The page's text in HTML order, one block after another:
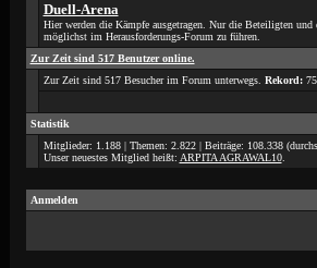
Duell-Arena
Hier werden die Kämpfe ausgetragen. Nur die Beteiligten
möglichst im Herausforderungs-Forum zu führen.
Zur Zeit sind 517 Benutzer online.
Zur Zeit sind 517 Besucher im Forum unterwegs. Rekord:
Statistik
Mitglieder: 1.188 | Themen: 2.822 | Beiträge: 108.338
Unser neuestes Mitglied heißt: ARPITA AGRAWAL10.
Anmelden